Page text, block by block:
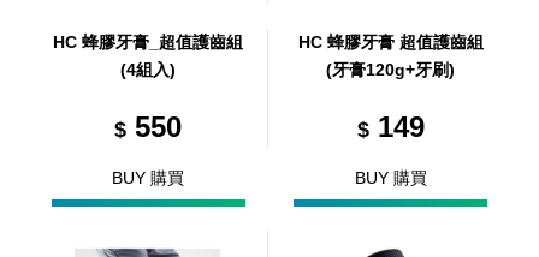
HC 蜂膠牙膏_超值護齒組
(4組入)
$550
BUY 購買
HC 蜂膠牙膏 超值護齒組
(牙膏120g+牙刷)
$149
BUY 購買